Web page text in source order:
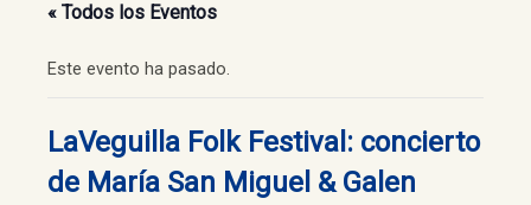
« Todos los Eventos
Este evento ha pasado.
LaVeguilla Folk Festival: concierto
de María San Miguel & Galen